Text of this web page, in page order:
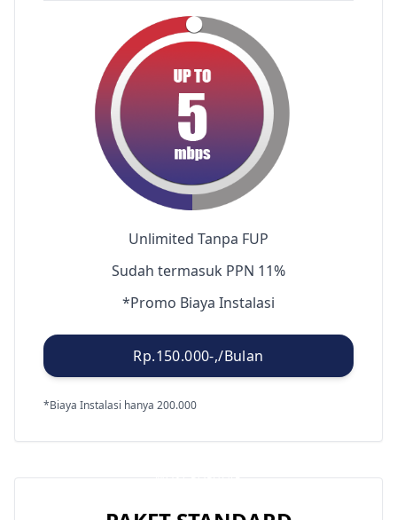
Unlimited Tanpa FUP
Sudah termasuk PPN 11%
*Promo Biaya Instalasi
Rp.150.000-,/Bulan
*Biaya Instalasi hanya 200.000
MOST POPULAR